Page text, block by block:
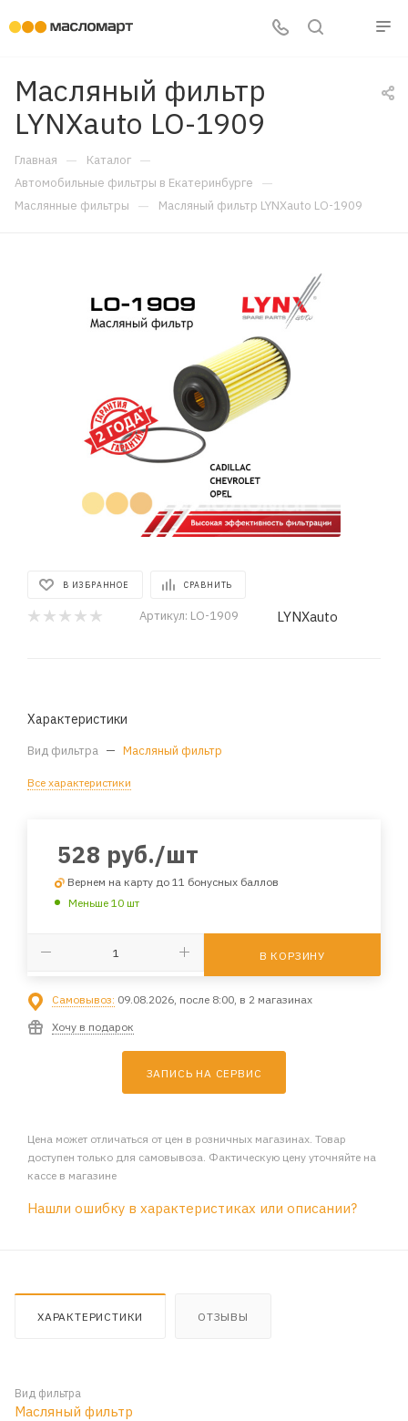
Масляный фильтр
LYNXauto LO-1909
Главная — Каталог —
Автомобильные фильтры в Екатеринбурге —
Маслянные фильтры — Масляный фильтр LYNXauto LO-1909
В ИЗБРАННОЕ СРАВНИТЬ
Артикул: LO-1909 LYNXauto
Характеристики
Вид фильтра — Масляный фильтр
Все характеристики
528 руб./шт
Вернем на карту до 11 бонусных баллов
Меньше 10 шт
В КОРЗИНУ
Самовывоз: 09.08.2026, после 8:00, в 2 магазинах
Хочу в подарок
ЗАПИСЬ НА СЕРВИС
Цена может отличаться от цен в розничных магазинах. Товар
доступен только для самовывоза. Фактическую цену уточняйте на
кассе в магазине
Нашли ошибку в характеристиках или описании?
ХАРАКТЕРИСТИКИ ОТЗЫВЫ
Вид фильтра
Масляный фильтр